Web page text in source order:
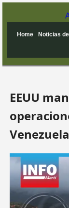
Home Noticias
EEUU